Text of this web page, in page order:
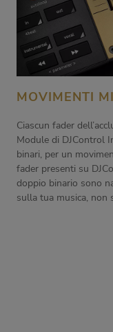
MOVIMENTI
Ciascun fader
Module di DJControl
binari, per un
fader presenti su
doppio binario sono
sulla tua musica, non